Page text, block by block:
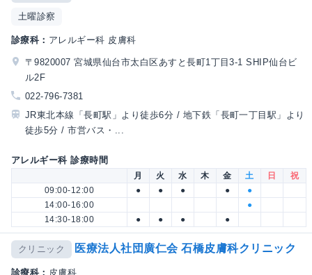
土曜診察
診療科： アレルギー科 皮膚科
〒9820007 宮城県仙台市太白区あすと長町1丁目3-1 SHIP仙台ビ
ル2F
022-796-7381
JR東北本線「長町駅」より徒歩6分 / 地下鉄「長町一丁目駅」より
徒歩5分 / 市営バス・...
アレルギー科 診療時間
月 火 水 木 金 土 日
祝
09:00-12:00
● ● ● ●
●
14:00-16:00
●
14:30-18:00
● ● ● ●
クリニック 医療法人社団廣仁会 石橋皮膚科クリニック
診療科： 皮膚科